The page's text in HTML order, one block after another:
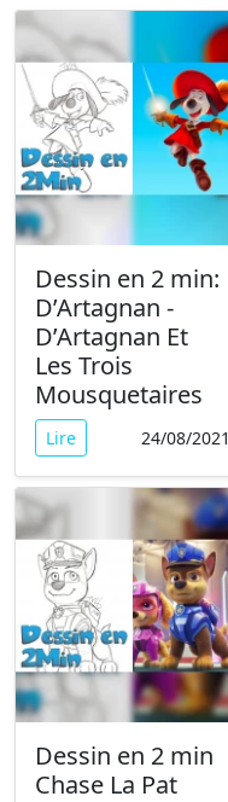
Dessin en 2 min:
D’Artagnan -
D’Artagnan Et
Les Trois
Mousquetaires
Lire 24/08/2021
Dessin en 2 min
Chase La Pat